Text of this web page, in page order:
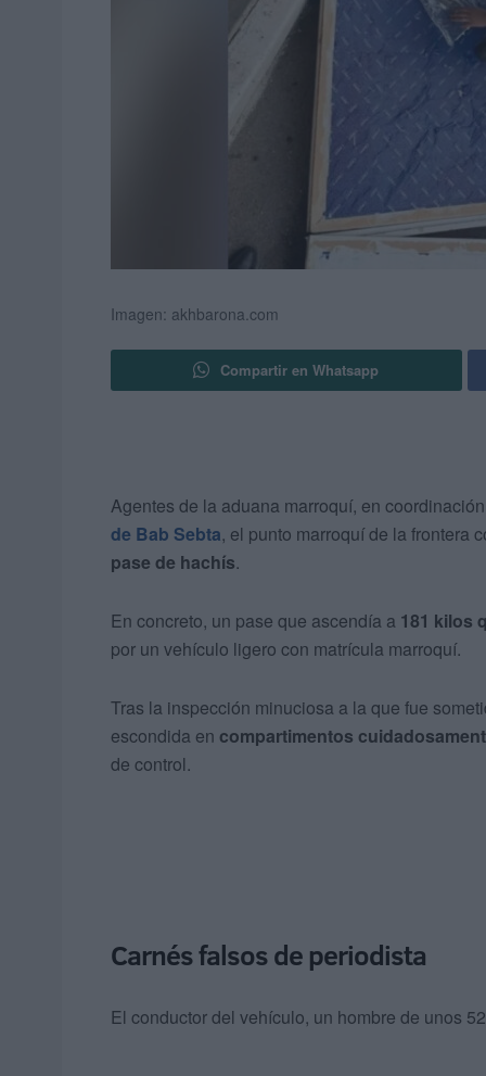
Imagen: akhbarona.com
Compartir en Whatsapp
Agentes de la aduana marroquí, en
de Bab Sebta, el punto marroquí de la frontera
pase de hachís.
En concreto, un pase que ascendía a 181 kilos
por un vehículo ligero con matrícula marroquí.
Tras la inspección minuciosa a la que fue
escondida en compartimentos
de control.
Carnés falsos de periodista
El conductor del vehículo, un hombre de unos